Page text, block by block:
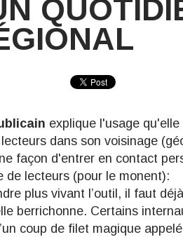
explique l'usage
dans son voisinage
façon d'entrer en contact
de lecteurs (pour le monent):
plus vivant l’outil, il faut
berrichonne. Certains
coup de filet magique